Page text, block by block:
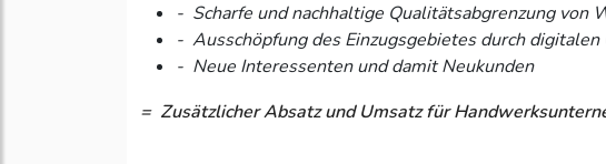
- Scharfe und nachhaltige Qualitätsabgrenzung von
- Ausschöpfung des Einzugsgebietes durch
- Neue Interessenten und damit Neukunden
= Zusätzlicher Absatz und Umsatz für